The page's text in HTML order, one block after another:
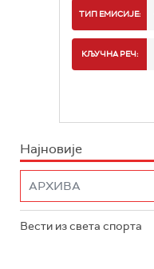
ТИП ЕМИСИЈЕ:
КЉУЧНА РЕЧ:
Најновије
Вести из света спорта